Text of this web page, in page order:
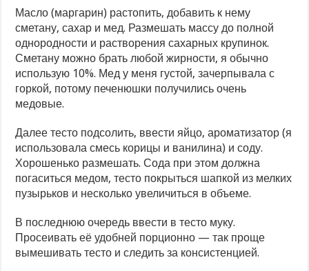
Масло (маргарин) растопить, добавить к нему
сметану, сахар и мед. Размешать массу до полной
однородности и растворения сахарных крупинок.
Сметану можно брать любой жирности, я обычно
использую 10%. Мед у меня густой, зачерпывала с
горкой, потому печенюшки получились очень
медовые.
Далее тесто подсолить, ввести яйцо, ароматизатор (я
использовала смесь корицы и ванилина) и соду.
Хорошенько размешать. Сода при этом должна
погаситься медом, тесто покрыться шапкой из мелких
пузырьков и несколько увеличиться в объеме.
В последнюю очередь ввести в тесто муку.
Просеивать её удобней порционно — так проще
вымешивать тесто и следить за консистенцией.